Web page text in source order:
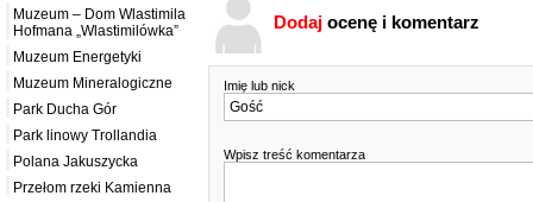
Muzeum – Dom Wlastimila
Hofmana „Wlastimilówka”
Muzeum Energetyki
Muzeum Mineralogiczne
Park Ducha Gór
Park linowy Trollandia
Polana Jakuszycka
Przełom rzeki Kamienna
Dodaj ocenę i komentarz
Imię lub nick
Wpisz treść komentarza